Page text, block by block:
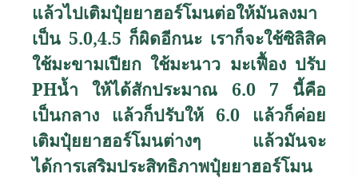
แล้วไปเติมปุ๋ยยาฮอร์โมนต่อให้มันลงมา
เป็น 5.0,4.5 ก็ผิดอีกนะ เราก็จะใช้ซิลิสิค
ใช้มะขามเปียก ใช้มะนาว มะเฟื้อง ปรับ
PHน้ำ ให้ได้สักประมาณ 6.0 7 นี้คือ
เป็นกลาง แล้วก็ปรับให้ 6.0 แล้วก็ค่อย
เติมปุ๋ยยาฮอร์โมนต่างๆ แล้วมันจะ
ได้การเสริมประสิทธิภาพปุ๋ยยาฮอร์โมน